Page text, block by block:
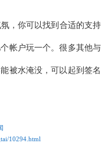
，你可以找到合适的支持
帐户玩一个。很多其他与
被水淹没，可以起到签名
10294.html